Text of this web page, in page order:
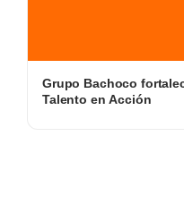
Grupo Bachoco
Talento en Acción